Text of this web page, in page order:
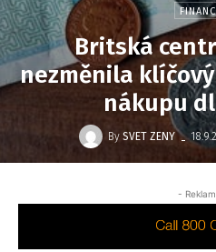
Britská
nezměnila
nákupu
By SVET ZENY -
-